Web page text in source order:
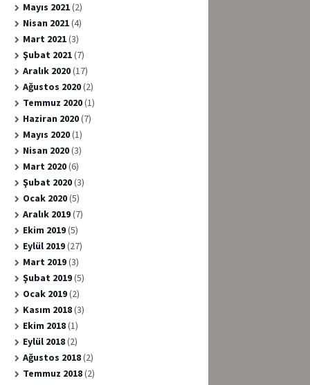
Mayıs 2021(2)
Nisan 2021(4)
Mart 2021(3)
Şubat 2021(7)
Aralık 2020(17)
Ağustos 2020(2)
Temmuz 2020(1)
Haziran 2020(7)
Mayıs 2020(1)
Nisan 2020(3)
Mart 2020(6)
Şubat 2020(3)
Ocak 2020(5)
Aralık 2019(7)
Ekim 2019(5)
Eylül 2019(27)
Mart 2019(3)
Şubat 2019(5)
Ocak 2019(2)
Kasım 2018(3)
Ekim 2018(1)
Eylül 2018(2)
Ağustos 2018(2)
Temmuz 2018(2)